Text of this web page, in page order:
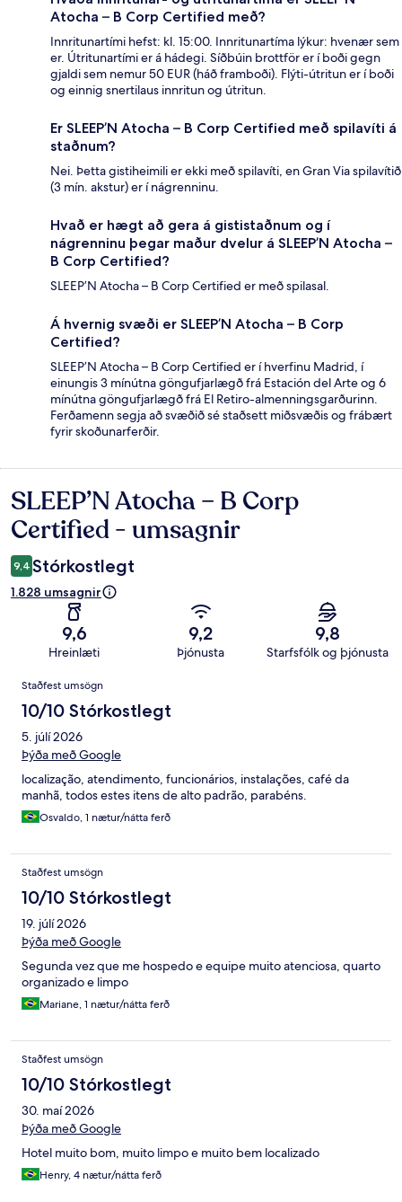
Atocha – B Corp Certified með?
Innritunartími hefst: kl. 15:00. Innritunartíma lýkur: hvenær sem
er. Útritunartími er á hádegi. Síðbúin brottför er í boði gegn
gjaldi sem nemur 50 EUR (háð framboði). Flýti-útritun er í boði
og einnig snertilaus innritun og útritun.
Er SLEEP’N Atocha – B Corp Certified með spilavíti á
staðnum?
Nei. Þetta gistiheimili er ekki með spilavíti, en Gran Via spilavítið
(3 mín. akstur) er í nágrenninu.
Hvað er hægt að gera á gististaðnum og í
nágrenninu þegar maður dvelur á SLEEP’N Atocha –
B Corp Certified?
SLEEP’N Atocha – B Corp Certified er með spilasal.
Á hvernig svæði er SLEEP’N Atocha – B Corp
Certified?
SLEEP’N Atocha – B Corp Certified er í hverfinu Madrid, í
einungis 3 mínútna göngufjarlægð frá Estación del Arte og 6
mínútna göngufjarlægð frá El Retiro-almenningsgarðurinn.
Ferðamenn segja að svæðið sé staðsett miðsvæðis og frábært
fyrir skoðunarferðir.
Umsagnir
SLEEP’N Atocha – B Corp
Certified - umsagnir
9,4 Stórkostlegt
1.828 umsagnir
9,6
Hreinlæti
9,2
Þjónusta
9,8
Starfsfólk og þjónusta
Umsagnir
Staðfest umsögn
10/10 Stórkostlegt
5. júlí 2026
Þýða með Google
localização, atendimento, funcionários, instalações, café da
manhã, todos estes itens de alto padrão, parabéns.
Osvaldo, 1 nætur/nátta ferð
Staðfest umsögn
10/10 Stórkostlegt
19. júlí 2026
Þýða með Google
Segunda vez que me hospedo e equipe muito atenciosa, quarto
organizado e limpo
Mariane, 1 nætur/nátta ferð
Staðfest umsögn
10/10 Stórkostlegt
30. maí 2026
Þýða með Google
Hotel muito bom, muito limpo e muito bem localizado
Henry, 4 nætur/nátta ferð